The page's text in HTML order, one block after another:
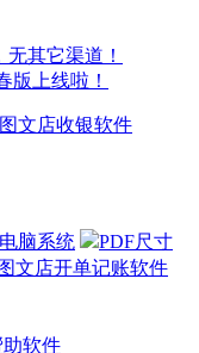
无其它渠道！
版上线啦！
脑系统
PDF尺寸
图文店开单记账软件
助软件